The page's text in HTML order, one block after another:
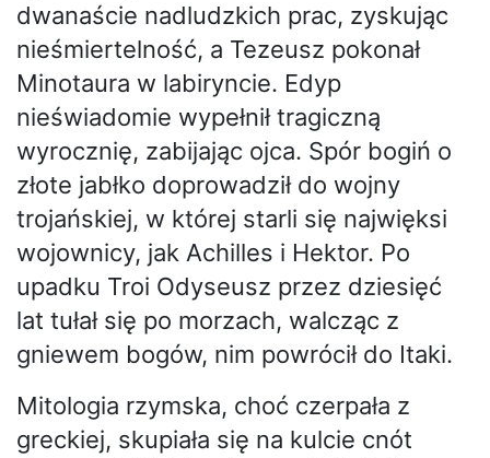
dwanaście nadludzkich prac, zyskując
nieśmiertelność, a Tezeusz pokonał
Minotaura w labiryncie. Edyp
nieświadomie wypełnił tragiczną
wyrocznię, zabijając ojca. Spór bogiń o
złote jabłko doprowadził do wojny
trojańskiej, w której starli się najwięksi
wojownicy, jak Achilles i Hektor. Po
upadku Troi Odyseusz przez dziesięć
lat tułał się po morzach, walcząc z
gniewem bogów, nim powrócił do Itaki.
Mitologia rzymska, choć czerpała z
greckiej, skupiała się na kulcie cnót